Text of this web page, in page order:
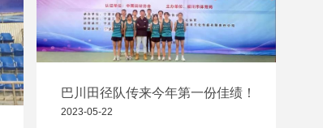
巴川田径队传来今年第一份佳绩！
2023-05-22